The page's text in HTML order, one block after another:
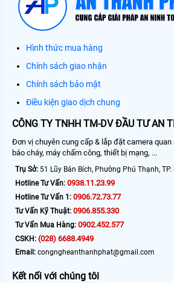
Hình thức mua hàng
Chính sách giao nhận
Chính sách bảo mật
Điều kiện giao dịch chung
CÔNG TY TNHH TM-DV ĐẦU TƯ AN
Đơn vị chuyên cung cấp & lắp đặt camera
báo cháy, máy chấm công, thiết bị mạng, ...
Trụ Sở: 51 Lũy Bán Bích, Phường Phú Thạnh,
Hotline Tư Vấn: 0938.11.23.99
Hotline Tư Vấn 1: 0906.72.73.77
Tư Vấn Kỹ Thuật: 0906.855.330
Tư Vấn Mua Hàng: 0902.452.577
CSKH: (028) 6688.4949
Email: congngheanthanhphat@gmail.com
Kết nối với chúng tôi